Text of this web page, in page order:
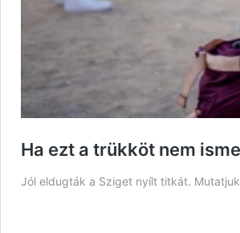
Ha ezt a trükköt nem
Jól eldugták a Sziget nyílt titkát.